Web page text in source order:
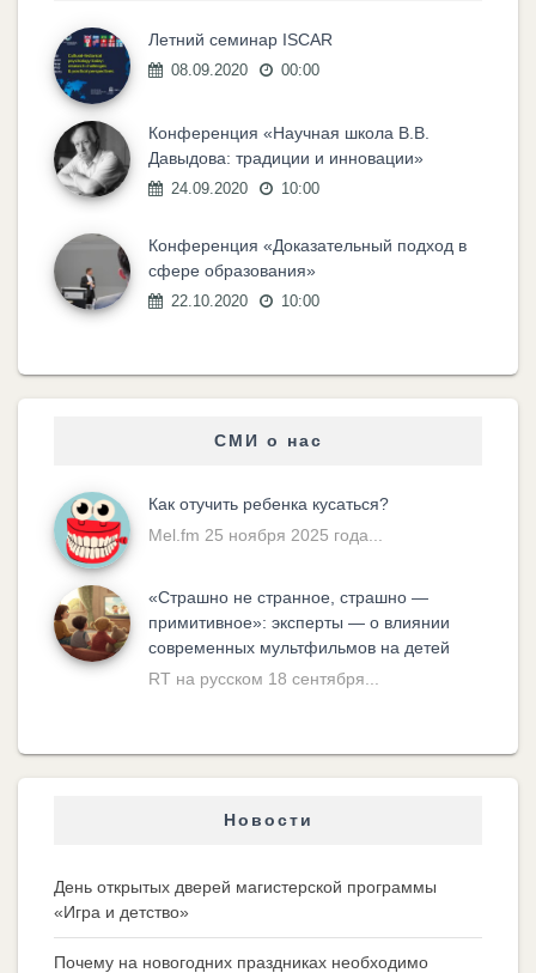
Летний семинар ISCAR
08.09.2020 00:00
Конференция «Научная школа В.В.
Давыдова: традиции и инновации»
24.09.2020 10:00
Конференция «Доказательный подход в
сфере образования»
22.10.2020 10:00
СМИ о нас
Как отучить ребенка кусаться?
Mel.fm 25 ноября 2025 года...
«Cтрашно не странное, страшно —
примитивное»: эксперты — о влиянии
современных мультфильмов на детей
RT на русском 18 сентября...
Новости
День открытых дверей магистерской программы
«Игра и детство»
Почему на новогодних праздниках необходимо